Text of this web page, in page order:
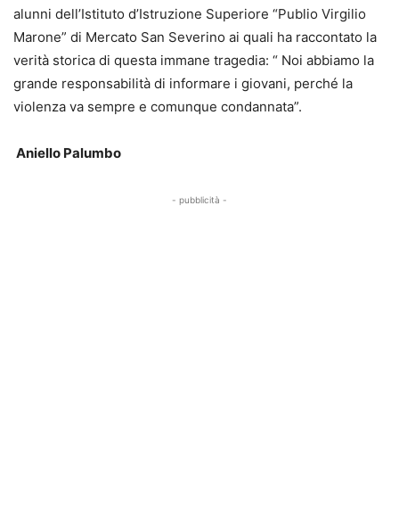
alunni dell’Istituto d’Istruzione Superiore “Publio Virgilio
Marone” di Mercato San Severino ai quali ha raccontato la
verità storica di questa immane tragedia: “ Noi abbiamo la
grande responsabilità di informare i giovani, perché la
violenza va sempre e comunque condannata”.
Aniello Palumbo
- pubblicità -